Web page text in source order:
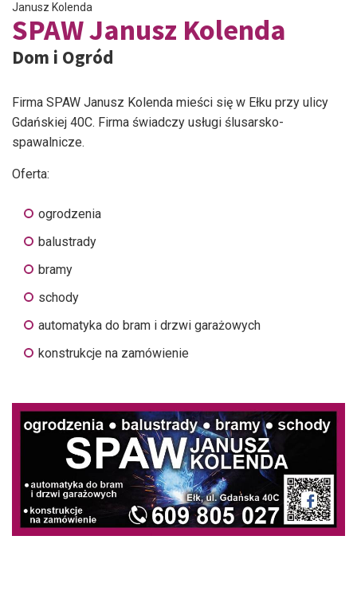
Janusz Kolenda
SPAW Janusz Kolenda
Dom i Ogród
Firma SPAW Janusz Kolenda mieści się w Ełku przy ulicy
Gdańskiej 40C. Firma świadczy usługi ślusarsko-
spawalnicze.
Oferta:
ogrodzenia
balustrady
bramy
schody
automatyka do bram i drzwi garażowych
konstrukcje na zamówienie